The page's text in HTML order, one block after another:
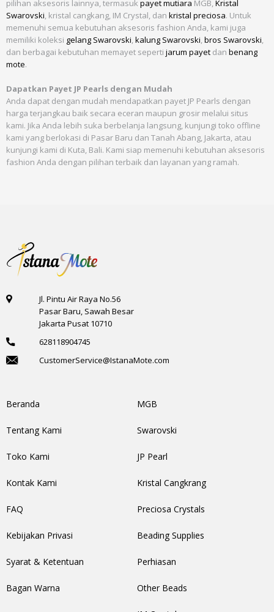
pilihan aksesoris lainnya, termasuk payet mutiara MGB,Kristal
Swarovski, kristal cangkang, IM Crystal, dan kristal preciosa. Untuk
memenuhi semua kebutuhan aksesoris fashion Anda, kami juga
memiliki koleksi gelang Swarovski,kalung Swarovski,bros Swarovski,
dan berbagai kebutuhan memayet seperti jarum payet dan benang
mote.
Dapatkan Payet JP Pearls dengan Mudah
Anda dapat dengan mudah mendapatkan payet JP Pearls dengan
harga terjangkau baik secara eceran maupun grosir melalui situs
kami. Jika Anda lebih suka berbelanja langsung, kunjungi toko offline
kami yang berlokasi di Pasar Baru dan Tanah Abang, Jakarta, atau
kunjungi kami di Kuta, Bali. Kami siap memenuhi kebutuhan aksesoris
fashion Anda dengan pilihan terbaik dan layanan yang ramah.
Jl. Pintu Air Raya No.56
Pasar Baru, Sawah Besar
Jakarta Pusat 10710
628118904745
CustomerService@IstanaMote.com
Beranda
Tentang Kami
Toko Kami
Kontak Kami
FAQ
Kebijakan Privasi
Syarat & Ketentuan
Bagan Warna
MGB
Swarovski
JP Pearl
Kristal Cangkrang
Preciosa Crystals
Beading Supplies
Perhiasan
Other Beads